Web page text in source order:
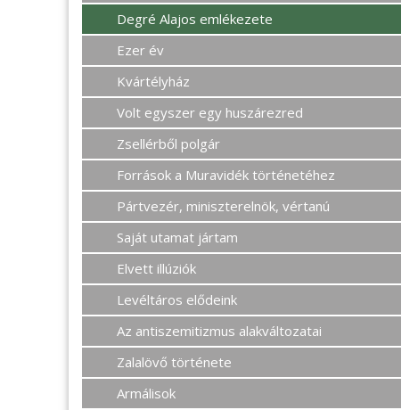
Degré Alajos emlékezete
Ezer év
Kvártélyház
Volt egyszer egy huszárezred
Zsellérből polgár
Források a Muravidék történetéhez
Pártvezér, miniszterelnök, vértanú
Saját utamat jártam
Elvett illúziók
Levéltáros elődeink
Az antiszemitizmus alakváltozatai
Zalalövő története
Armálisok